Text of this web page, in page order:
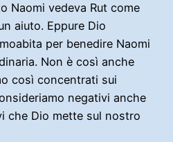
Naomi vedeva Rut come
aiuto. Eppure Dio
per benedire Naomi
Non è così anche
così concentrati sui
negativi anche
che Dio mette sul nostro